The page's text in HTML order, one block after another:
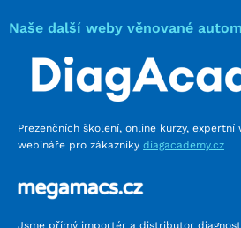
Naše další weby věnované
Prezenčních školení, online kurzy,
webináře pro zákazníky diagacademy.cz